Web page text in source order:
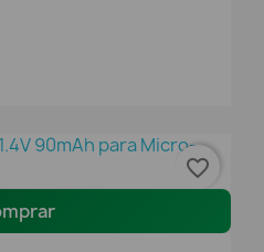
favorite_border